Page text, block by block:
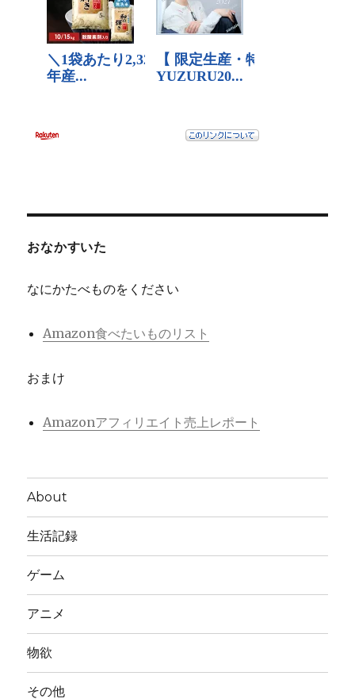
おなかすいた
なにかたべものをください
Amazon食べたいものリスト
おまけ
Amazonアフィリエイト売上レポート
About
生活記録
ゲーム
アニメ
物欲
その他